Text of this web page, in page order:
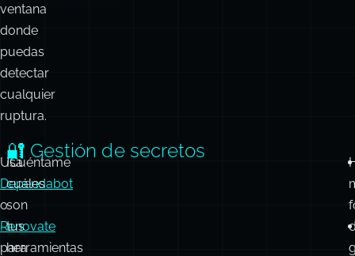
ventana
donde
puedas
detectar
cualquier
ruptura.
Usa
Dependabot
o
Renovate
para
¡Cuéntame
cuáles
son
tus
herramientas
🔐 Gestión de secretos